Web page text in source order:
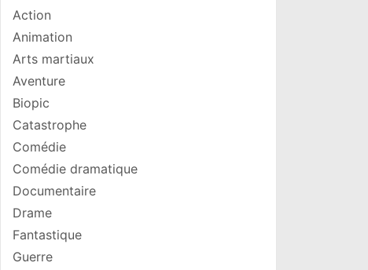
Action
Animation
Arts martiaux
Aventure
Biopic
Catastrophe
Comédie
Comédie dramatique
Documentaire
Drame
Fantastique
Guerre